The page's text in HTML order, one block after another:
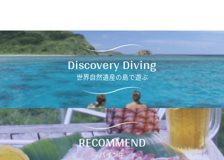
Discovery Diving
世界自然遺産の島で遊ぶ
RECOMMEND
パイン牛